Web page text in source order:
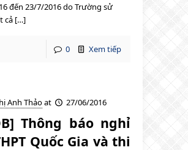
đến 23/7/2016 do Trường sử
cả […]
0 Xem tiếp
Anh Thảoat 27/06/2016
Thông báo nghỉ
Quốc Gia và thi